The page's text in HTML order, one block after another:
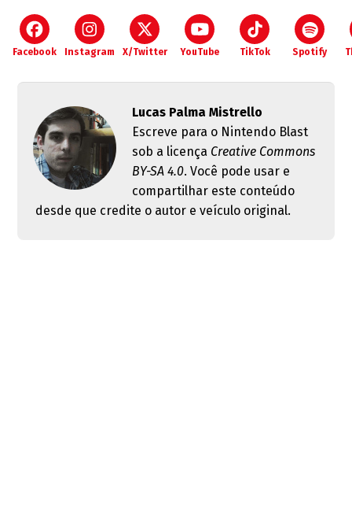
Facebook Instagram X/Twitter YouTube TikTok Spotify
Lucas Palma Mistrello
Escreve para o Nintendo Blast
sob a licença Creative Commons
BY-SA 4.0. Você pode usar e
compartilhar este conteúdo
desde que credite o autor e veículo original.